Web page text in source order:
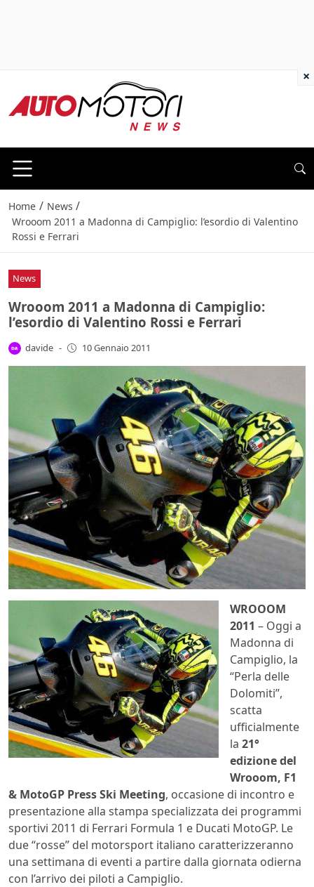
Home / News /
Wrooom 2011 a Madonna di Campiglio: l’esordio di Valentino
Rossi e Ferrari
News
Wrooom 2011 a Madonna di Campiglio:
l’esordio di Valentino Rossi e Ferrari
davide - 10 Gennaio 2011
WROOOM
2011 – Oggi a
Madonna di
Campiglio, la
“Perla delle
Dolomiti”,
scatta
ufficialmente
la 21°
edizione del
Wrooom, F1
& MotoGP Press Ski Meeting, occasione di incontro e
presentazione alla stampa specializzata dei programmi
sportivi 2011 di Ferrari Formula 1 e Ducati MotoGP. Le
due “rosse” del motorsport italiano caratterizzeranno
una settimana di eventi a partire dalla giornata odierna
con l’arrivo dei piloti a Campiglio.
×